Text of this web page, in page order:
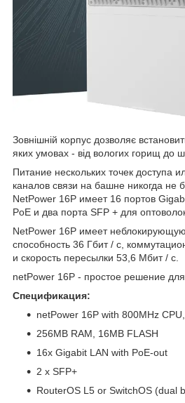
Зовнішній корпус дозволяє
яких умовах - від вологих горищ до
Питание нескольких точек доступа
каналов связи на башне никогда не
NetPower 16P имеет 16 портов
PoE и два порта SFP + для
NetPower 16P имеет
способность 36 Гбит / с,
и скорость пересылки 53,6 Мбит / с.
netPower 16P - простое решение
Спецификация:
netPower 16P with 800MHz CPU,
256MB RAM, 16MB FLASH
16x Gigabit LAN with PoE-out
2 x SFP+
RouterOS L5 or SwitchOS (dual